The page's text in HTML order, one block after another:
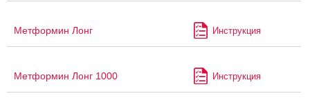
Метформин Лонг Инструкция
Метформин Лонг 1000 Инструкция